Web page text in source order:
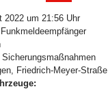
2022 um 21:56 Uhr
Funkmeldeempfänger
Friedrich-Meyer-Straße